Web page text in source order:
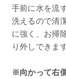
手前に水を流
洗えるので清
に強く、お掃
り外しできます
※向かって右